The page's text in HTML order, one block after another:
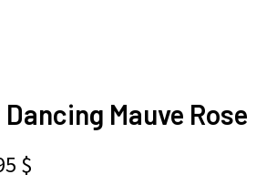
Mauve Rose
$